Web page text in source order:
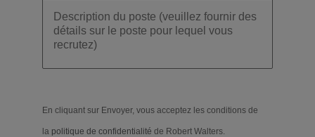
En cliquant sur Envoyer, vous acceptez les conditions de
la politique de confidentialité de Robert Walters.